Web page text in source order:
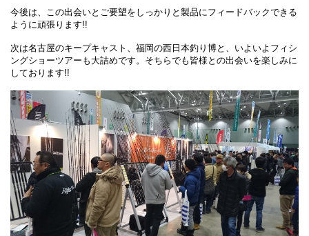
今後は、この出会いとご要望をしっかりと製品にフィードバックできる
ように頑張ります!!
次は名古屋のキープキャスト、福岡の西日本釣り博と、いよいよフィシ
ングショーツアーも大詰めです。そちらでも皆様との出会いを楽しみに
しております!!